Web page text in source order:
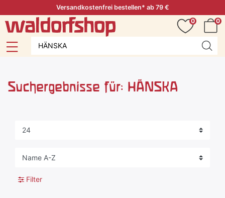
Versandkostenfrei bestellen* ab 79 €
0
0
Suchergebnisse für: HÄNSKA
Filter